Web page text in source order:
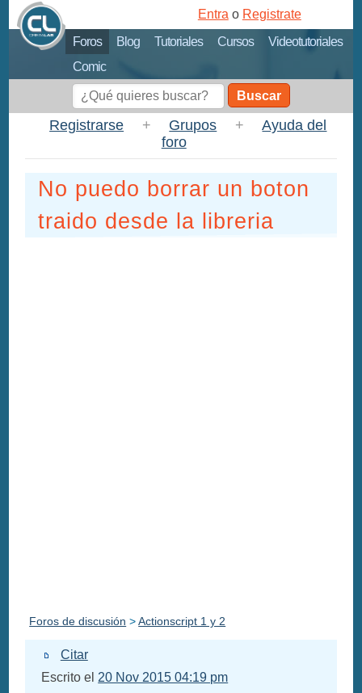
Foros Blog Tutoriales Cursos
Videotutoriales
Comic
Entra o Registrate
Buscar
Registrarse + Grupos +
Ayuda del
foro
No puedo borrar un boton
traido desde la libreria
Foros de discusión >Actionscript 1 y 2
Citar
Escrito el 20 Nov 2015 04:19 pm